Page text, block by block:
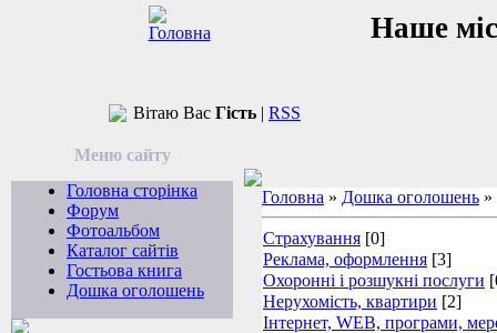
Наше
Вітаю Вас Гість | RSS
Меню сайту
Головна сторінка
Форум
Фотоальбом
Каталог сайтів
Гостьова книга
Дошка оголошень
Головна » Дошка оголошень »
Страхування [0]
Реклама, оформлення [3]
Охоронні і розшукні послуги
Нерухомість, квартири [2]
Інтернет, WEB, програми,